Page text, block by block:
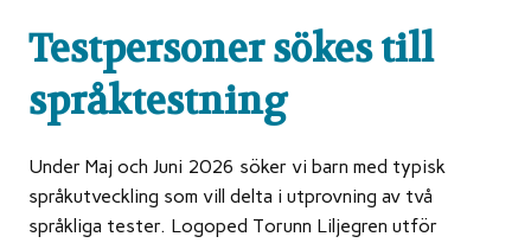
Testpersoner sökes till
språktestning
Under Maj och Juni 2026 söker vi barn med typisk
språkutveckling som vill delta i utprovning av två
språkliga tester. Logoped Torunn Liljegren utför